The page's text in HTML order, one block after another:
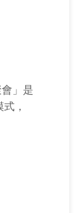
」是
，